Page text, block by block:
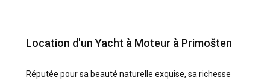
Location d'un Yacht à Moteur à Primošten
Réputée pour sa beauté naturelle exquise, sa richesse